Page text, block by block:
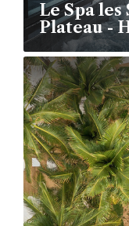
Le Spa
Plateau -